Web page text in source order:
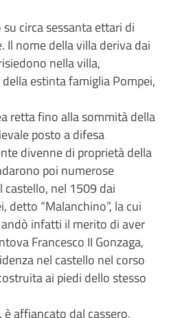
circa sessanta ettari di
nome della villa deriva dai
nella villa,
estinta famiglia Pompei,
retta fino alla sommità della
posto a difesa
divenne di proprietà della
poi numerose
nel 1509 dai
“Malanchino”, la cui
infatti il merito di aver
Francesco II Gonzaga,
nel castello nel corso
ai piedi dello stesso
affiancato dal cassero,